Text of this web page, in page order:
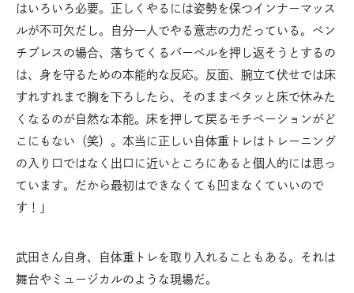
はいろいろ必要。正しくやるには姿勢を保つインナーマッス
ルが不可欠だし。自分一人でやる意志の力だっている。ベン
チプレスの場合、落ちてくるバーベルを押し返そうとするの
は、身を守るための本能的な反応。反面、腕立て伏せでは床
すれすれまで胸を下ろしたら、そのままベタッと床で休みた
くなるのが自然な本能。床を押して戻るモチベーションがど
こにもない（笑）。本当に正しい自体重トレはトレーニング
の入り口ではなく出口に近いところにあると個人的には思っ
ています。だから最初はできなくても凹まなくていいので
す！」
武田さん自身、自体重トレを取り入れることもある。それは
舞台やミュージカルのような現場だ。